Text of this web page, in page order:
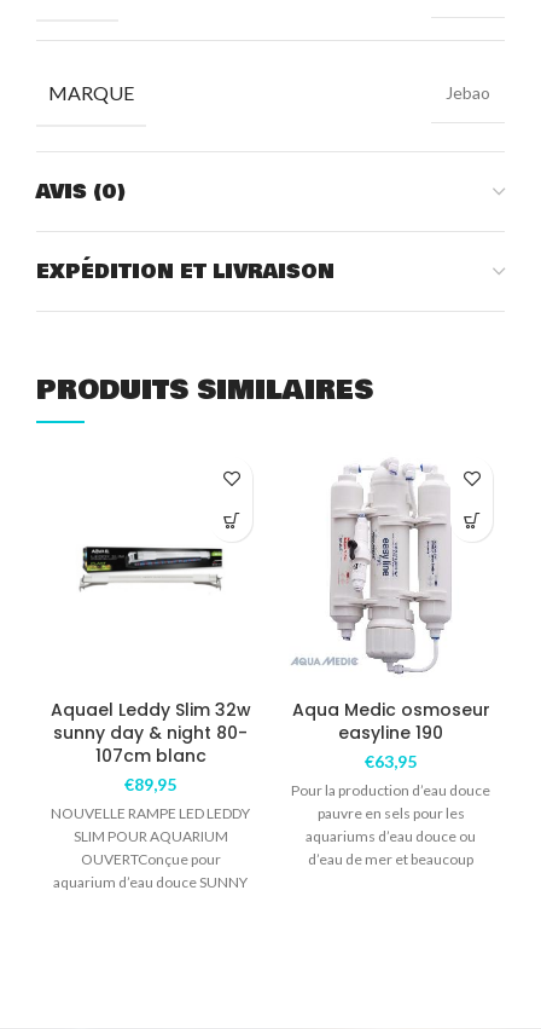
MARQUE Jebao
AVIS (0)
EXPÉDITION ET LIVRAISON
PRODUITS SIMILAIRES
Aquael Leddy Slim 32w
sunny day & night 80-
107cm blanc
€89,95
NOUVELLE RAMPE LED LEDDY
SLIM POUR AQUARIUM
OUVERTConçue pour
aquarium d’eau douce SUNNY
Aqua Medic osmoseur
easyline 190
€63,95
Pour la production d’eau douce
pauvre en sels pour les
aquariums d’eau douce ou
d’eau de mer et beaucoup